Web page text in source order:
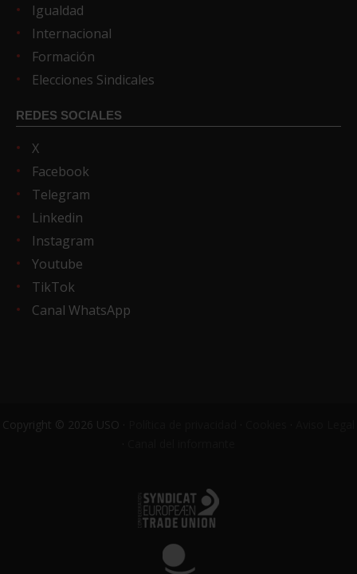
Igualdad
Internacional
Formación
Elecciones Sindicales
REDES SOCIALES
X
Facebook
Telegram
Linkedin
Instagram
Youtube
TikTok
Canal WhatsApp
Copyright © 2026 USO ·